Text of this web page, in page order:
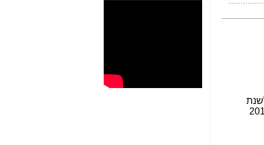
בתחום הקלינטק ("טכנולוגיה נקייה") במהלך 2013